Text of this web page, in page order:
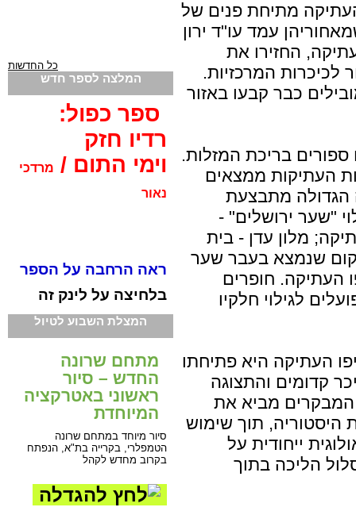
מתיחת פנים של
עמד עו"ד ירון
החזירו את
לכיכרות המרכזיות.
כבר קבעו באזור
ספורים בריכת המזלות.
העתיקות ממצאים
הגדולה מתבצעת
"שער ירושלים" -
מלון עדן - בית
שנמצא בעבר שער
העתיקה. חופרים
לגילוי חלקיו
העתיקה היא פתיחתו
קדומים והתצוגה
המבקרים מביא את
העיר לאורך 5,000 שנות היסטוריה, תוך שימוש
ייחודית על
הליכה בתוך
כל החדשות
המלצה לספר חדש
ספר כפול:
רדיו חזק
וימי התום / מרדכי
נאור
ראה הרחבה על הספר
בלחיצה על לינק זה
המצלת השבוע לטיול
מתחם שרונה
החדש – סיור
ראשוני באטרקציה
המיוחדת
סיור מיוחד במתחם שרונה
הטמפלרי, בקרייה בת"א, הנפתח
בקרוב מחדש לקהל